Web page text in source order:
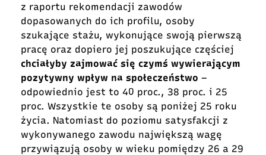
z raportu rekomendacji zawodów
dopasowanych do ich profilu, osoby
szukające stażu, wykonujące swoją pierwszą
pracę oraz dopiero jej poszukujące częściej
chciałyby zajmować się czymś wywierającym
pozytywny wpływ na społeczeństwo –
odpowiednio jest to 40 proc., 38 proc. i 25
proc. Wszystkie te osoby są poniżej 25 roku
życia. Natomiast do poziomu satysfakcji z
wykonywanego zawodu największą wagę
przywiązują osoby w wieku pomiędzy 26 a 29